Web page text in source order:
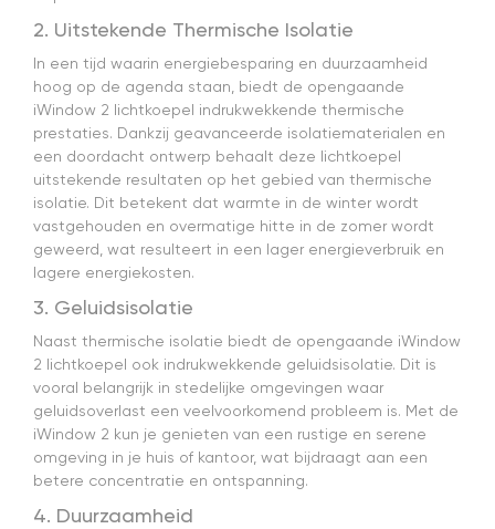
2. Uitstekende Thermische Isolatie
In een tijd waarin energiebesparing en duurzaamheid
hoog op de agenda staan, biedt de opengaande
iWindow 2 lichtkoepel indrukwekkende thermische
prestaties. Dankzij geavanceerde isolatiematerialen en
een doordacht ontwerp behaalt deze lichtkoepel
uitstekende resultaten op het gebied van thermische
isolatie. Dit betekent dat warmte in de winter wordt
vastgehouden en overmatige hitte in de zomer wordt
geweerd, wat resulteert in een lager energieverbruik en
lagere energiekosten.
3. Geluidsisolatie
Naast thermische isolatie biedt de opengaande iWindow
2 lichtkoepel ook indrukwekkende geluidsisolatie. Dit is
vooral belangrijk in stedelijke omgevingen waar
geluidsoverlast een veelvoorkomend probleem is. Met de
iWindow 2 kun je genieten van een rustige en serene
omgeving in je huis of kantoor, wat bijdraagt aan een
betere concentratie en ontspanning.
4. Duurzaamheid